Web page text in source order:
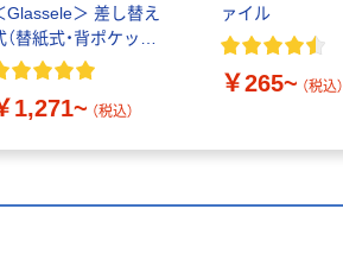
Glassele＞ 差し替え
（替紙式・背ポケット
イプ）A4タテ 30穴 不
1,271~ （税込）
ァイル
￥265~ （税込）